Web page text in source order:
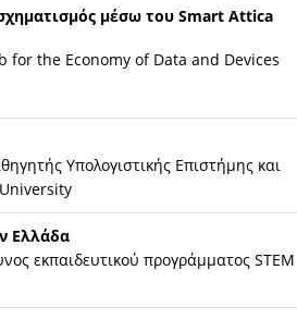
μέσω του Smart Attica
for the Economy of Data and Devices
Υπολογιστικής Επιστήμης και
Ελλάδα
εκπαιδευτικού προγράμματος STEM